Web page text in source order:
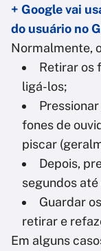
+ Google vai
do usuário no
Normalmente,
Retirar os
ligá-los;
fones de
piscar
Depois,
segundos
Guardar
retirar e
Em alguns